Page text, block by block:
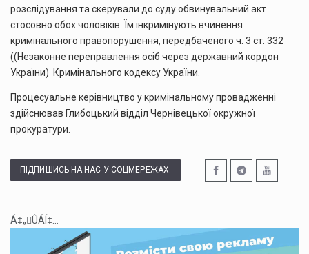
розслідування та скерували до суду обвинувальний акт
стосовно обох чоловіків. Їм інкримінують вчинення
кримінального правопорушення, передбаченого ч. 3 ст. 332
((Незаконне переправлення осіб через державний кордон
України) Кримінального кодексу України.
Процесуальне керівництво у кримінальному провадженні
здійснював Глибоцький відділ Чернівецької окружної
прокуратури.
ПІДПИШИСЬ НА НАС У СОЦМЕРЕЖАХ:
Á‡„ÛÁÍ‡...